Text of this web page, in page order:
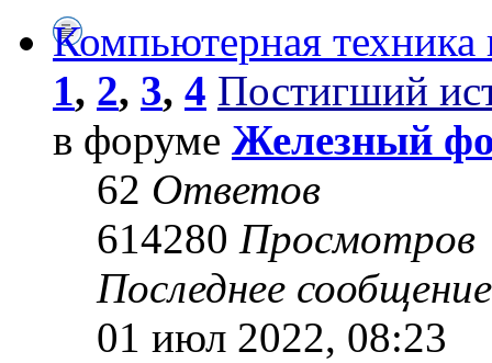
Компьютерная
1, 2, 3, 4 Постигший
в форуме Железный
62 Ответов
614280 Просмотров
Последнее
01 июл 2022, 08:23